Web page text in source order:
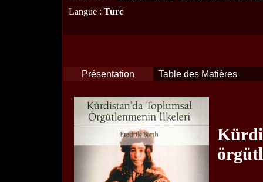
Langue : Turc
Présentation Table des Matières